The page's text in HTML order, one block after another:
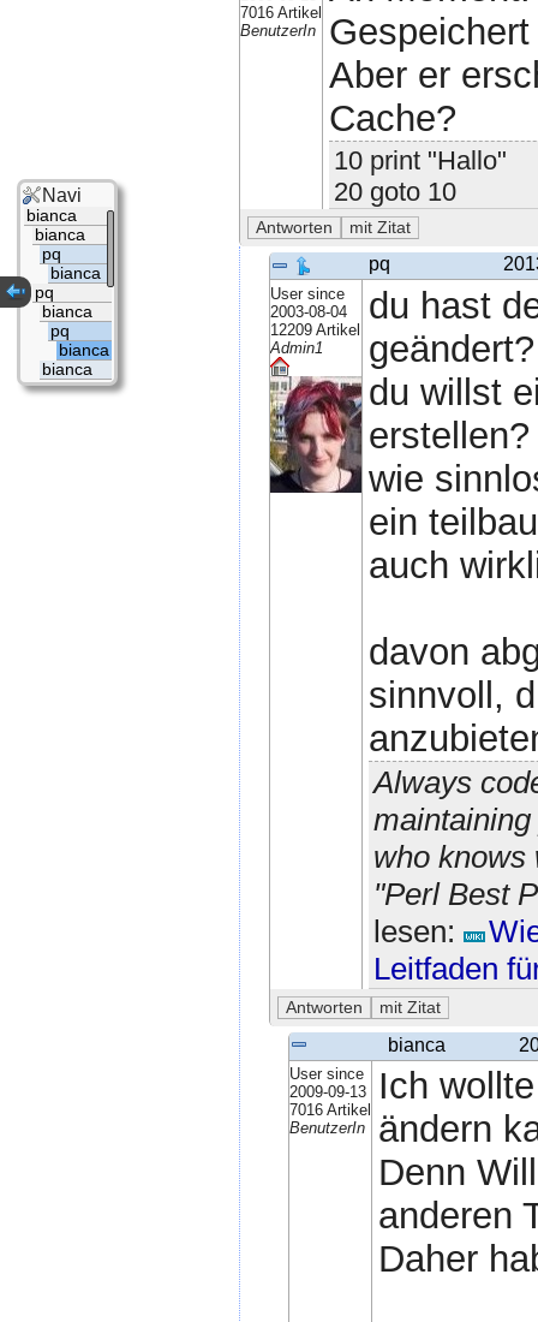
7016 Artikel
BenutzerIn
Aber er
Cache?
10 print "Hallo"
20 goto 10
pq
User since
2003-08-04
12209 Artikel
Admin1
du hast
geändert?
du willst
erstellen?
wie
ein
auch
davon
sinnvoll,
Always
who knows
"Perl Best
lesen:
Leitfaden
bianca
User since
2009-09-13
7016 Artikel
BenutzerIn
Ich
ändern
Denn
anderen
Daher
Navi
bianca
bianca
pq
bianca
pq
bianca
pq
bianca
bianca